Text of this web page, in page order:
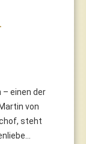
– einen der
von
steht